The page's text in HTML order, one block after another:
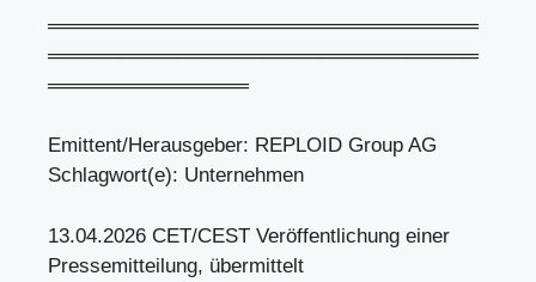
══════════════════════════════
══════════════════════════════
══════════════
Emittent/Herausgeber: REPLOID Group AG
Schlagwort(e): Unternehmen
13.04.2026 CET/CEST Veröffentlichung einer
Pressemitteilung, übermittelt